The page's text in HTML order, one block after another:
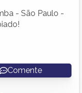
- São Paulo -
Comente